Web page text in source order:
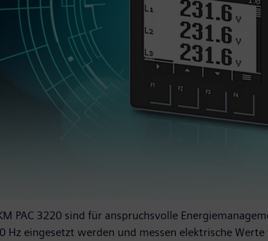
PAC 3220 sind für anspruchsvolle
Hz eingesetzt werden und messen elektrische